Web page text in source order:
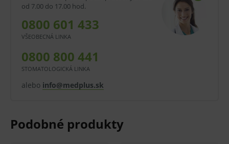
V prípade porušenia zapečateného obalu tohto
tovaru nie je z dôvodu ochrany zdravia alebo
hygienických dôvodov možné odstúpiť od kúpnej
zmluvy v lehote 14 dní.
od 7.00 do 17.00 hod.
0800 601 433
VŠEOBECNÁ LINKA
0800 800 441
STOMATOLOGICKÁ LINKA
alebo info@medplus.sk